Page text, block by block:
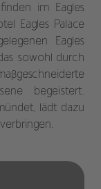
im Eagles
Eagles Palace
Eagles
sowohl durch
begeistert.
lädt dazu